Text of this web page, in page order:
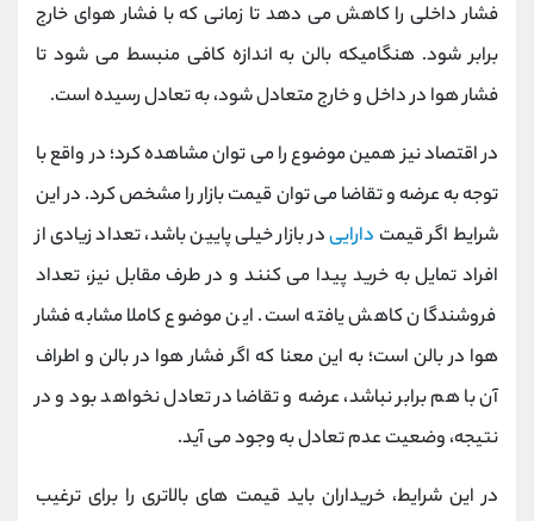
فشار داخلی را کاهش می دهد تا زمانی که با فشار هوای خارج
برابر شود. هنگامیکه بالن به اندازه کافی منبسط می شود تا
فشار هوا در داخل و خارج متعادل شود، به تعادل رسیده است.
در اقتصاد نیز همین موضوع را می توان مشاهده کرد؛ در واقع با
توجه به عرضه و تقاضا می توان قیمت بازار را مشخص کرد. در این
شرایط اگر قیمت داراییدر بازار خیلی پایین باشد، تعداد زیادی از
افراد تمایل به خرید پیدا می کنند و در طرف مقابل نیز، تعداد
فروشندگان کاهش یافته است. این موضوع کاملا مشابه فشار
هوا در بالن است؛ به این معنا که اگر فشار هوا در بالن و اطراف
آن با هم برابر نباشد، عرضه و تقاضا در تعادل نخواهد بود و در
نتیجه، وضعیت عدم تعادل به وجود می آید.
در این شرایط، خریداران باید قیمت های بالاتری را برای ترغیب